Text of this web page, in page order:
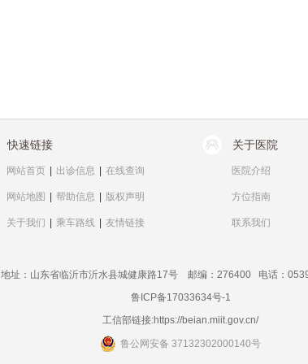
快速链接
网站首页 出诊信息 在线查询
网站地图 帮助信息 版权声明
关于我们 乘车路线 友情链接
关于医院
医院介绍
方位指南
联系我们
地址：山东省临沂市沂水县城健康路17号 邮编：276400 电话：
鲁ICP备17033634号-1
工信部链接:https://beian.miit.gov.cn/
鲁公网安备 37132302000140号